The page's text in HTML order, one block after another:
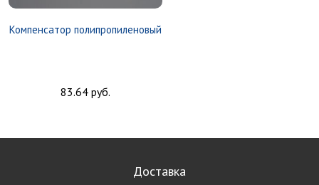
Компенсатор полипропиленовый
83.64 руб.
Доставка